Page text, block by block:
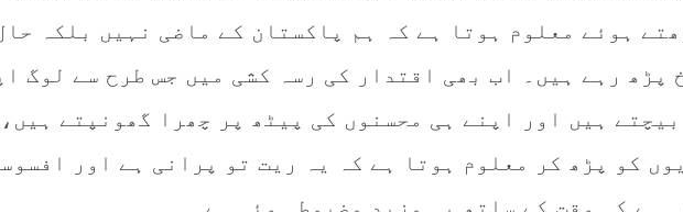
ہوئے معلوم ہوتا ہے کہ ہم پاکستان کے ماضی نہیں بلکہ
پڑھ رہے ہیں۔ اب بھی اقتدار کی رسہ کشی میں جس طرح سے لوگ
ہیں اور اپنے ہی محسنوں کی پیٹھ پر چھرا گھونپتے
کو پڑھ کر معلوم ہوتا ہے کہ یہ ریت تو پرانی ہے اور
ہے کہ وقت کے ساتھ یہ مزید مضبوط ہوئی ہے۔